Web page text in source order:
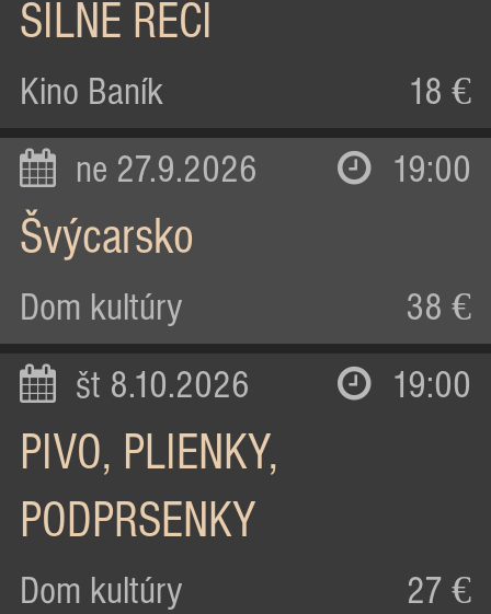
SILNÉ REČI
Kino Baník 18 €
ne 27.9.2026 19:00
Švýcarsko
Dom kultúry 38 €
št 8.10.2026 19:00
PIVO, PLIENKY,
PODPRSENKY
Dom kultúry 27 €